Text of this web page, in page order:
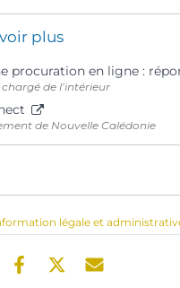
plus
procuration en ligne :
de l’intérieur
de Nouvelle Calédonie
légale et